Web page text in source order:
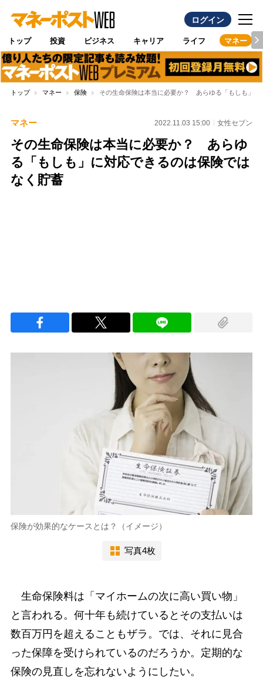
ログイン
トップ 投資 ビジネス キャリア ライフ マネー
トップ マネー 保険 その生命保険は本当に必要か？ あらゆる「もしも」に
マネー 2022.11.03 15:00 女性セブン
その生命保険は本当に必要か？ あらゆ
る「もしも」に対応できるのは保険では
なく貯蓄
保険が効果的なケースとは？（イメージ）
写真4枚
生命保険料は「マイホームの次に高い買い物」
と言われる。何十年も続けているとその支払いは
数百万円を超えることもザラ。では、それに見合
った保障を受けられているのだろうか。定期的な
保険の見直しを忘れないようにしたい。